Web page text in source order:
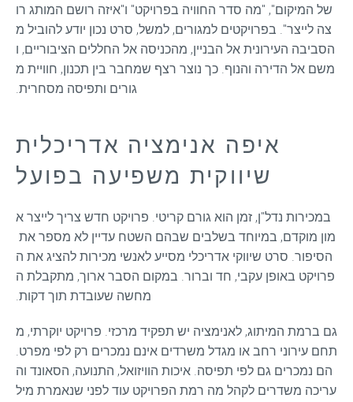
של המיקום", "מה סדר החוויה בפרויקט" ו"איזה רושם המותג רו
צה לייצר". בפרויקטים למגורים, למשל, סרט נכון יודע להוביל מ
הסביבה העירונית אל הבניין, מהכניסה אל החללים הציבוריים, ו
משם אל הדירה והנוף. כך נוצר רצף שמחבר בין תכנון, חוויית מ
גורים ותפיסה מסחרית.
איפה אנימציה אדריכלית
שיווקית משפיעה בפועל
במכירות נדל"ן, זמן הוא גורם קריטי. פרויקט חדש צריך לייצר א
הסיפור. סרט שיווקי אדריכלי מסייע לאנשי מכירות להציג את ה
פרויקט באופן עקבי, חד וברור. במקום הסבר ארוך, מתקבלת ה
מחשה שעובדת תוך דקות.
גם ברמת המיתוג, לאנימציה יש תפקיד מרכזי. פרויקט יוקרתי, מ
הם נמכרים גם לפי תפיסה. איכות הוויזואל, התנועה, הסאונד וה
עריכה משדרים לקהל מה רמת הפרויקט עוד לפני שנאמרת מיל